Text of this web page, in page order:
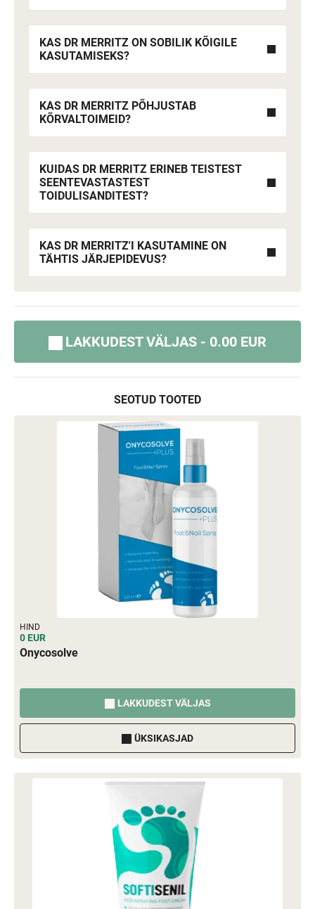
KAS DR MERRITZ ON SOBILIK KÕIGILE
KASUTAMISEKS?
KAS DR MERRITZ PÕHJUSTAB
KÕRVALTOIMEID?
KUIDAS DR MERRITZ ERINEB TEISTEST
SEENTEVASTASTEST
TOIDULISANDITEST?
KAS DR MERRITZ'I KASUTAMINE ON
TÄHTIS JÄRJEPIDEVUS?
LAKKUDEST VÄLJAS - 0.00 EUR
SEOTUD TOOTED
HIND
0 EUR
Onycosolve
LAKKUDEST VÄLJAS
ÜKSIKASJAD